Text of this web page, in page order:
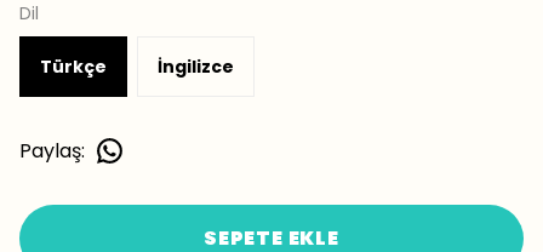
Dil
Türkçe İngilizce
Paylaş:
SEPETE EKLE